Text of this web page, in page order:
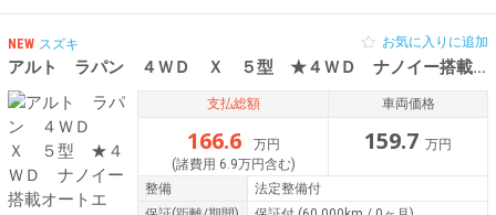
NEW スズキ
アルト ラパン ４ＷＤ Ｘ ５型 ★４ＷＤ ナノイー搭載オートエ
お気に入りに追加
支払総額
166.6
万円
(諸費用 6.9万円含む)
車両価格
159.7 万円
整備
法定整備付